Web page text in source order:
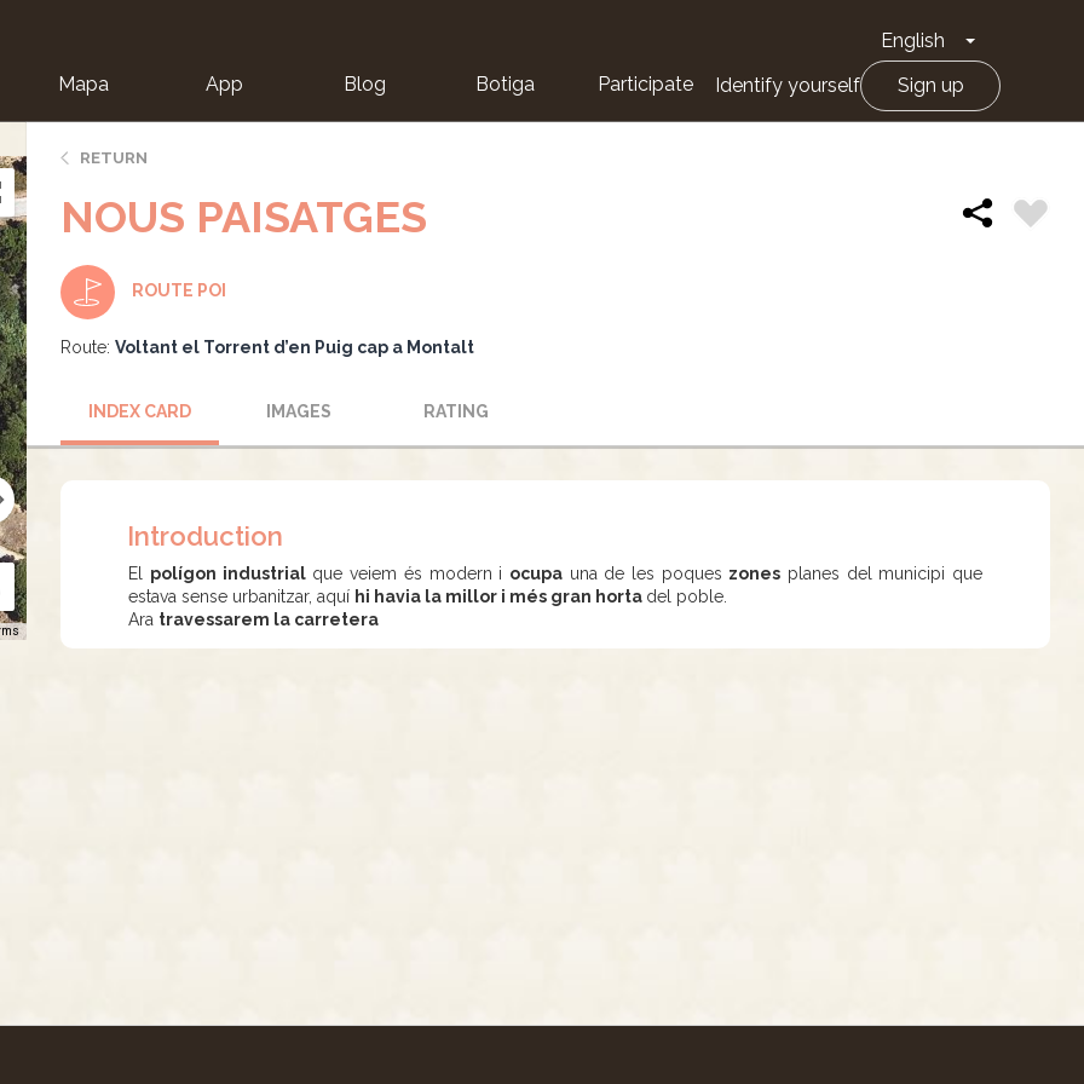
English Toggle
Mapa App Blog Botiga Participate Identify yourself Sign up
RETURN
NOUS PAISATGES
ROUTE POI
Route: Voltant el Torrent d’en Puig cap a Montalt
INDEX CARD IMAGES RATING
Introduction
El polígon industrialque veiem és modern i ocupauna de les poques zones planes del municipi que
estava sense urbanitzar, aquí hi havia la millor i més gran horta del poble.
Ara travessarem la carretera